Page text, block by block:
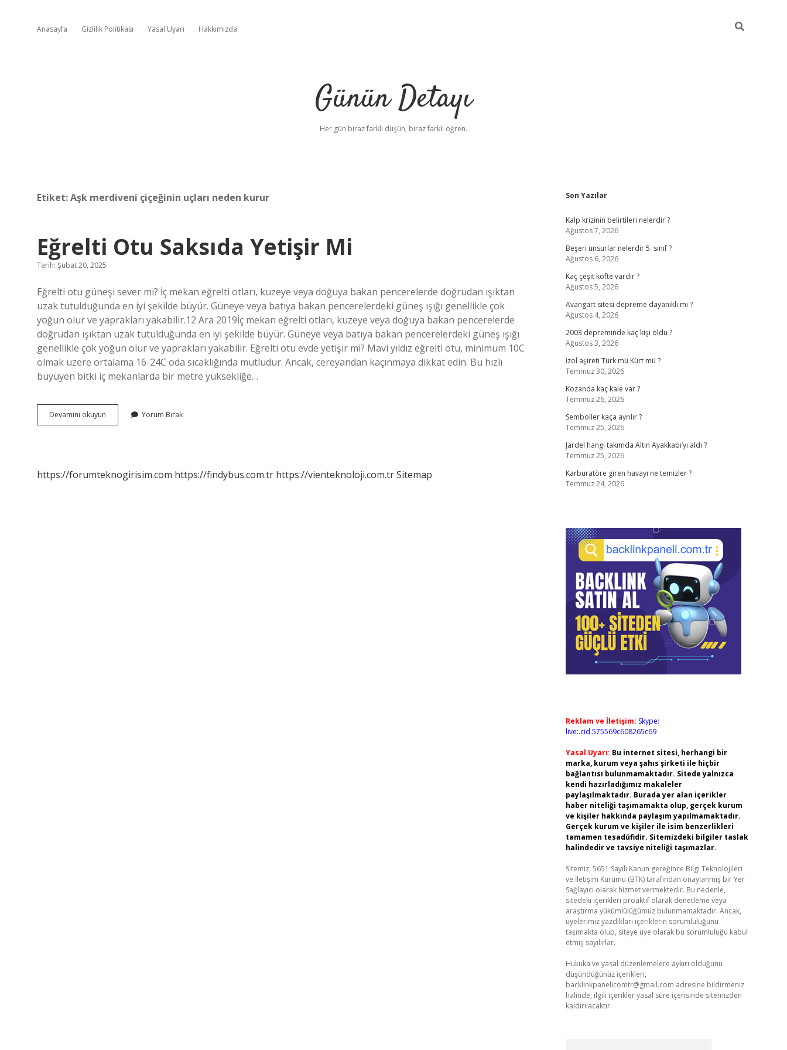
Anasayfa Gizlilik Politikası Yasal Uyarı Hakkımızda
Günün Detayı
Her gün biraz farklı düşün, biraz farklı öğren.
Etiket:Aşk merdiveni çiçeğinin uçları neden kurur
Eğrelti Otu Saksıda Yetişir Mi
Tarih: Şubat 20, 2025
Eğrelti otu güneşi sever mi? İç mekan eğrelti otları, kuzeye veya doğuya bakan pencerelerde doğrudan ışıktan
uzak tutulduğunda en iyi şekilde büyür. Güneye veya batıya bakan pencerelerdeki güneş ışığı genellikle çok
yoğun olur ve yaprakları yakabilir.12 Ara 2019İç mekan eğrelti otları, kuzeye veya doğuya bakan pencerelerde
doğrudan ışıktan uzak tutulduğunda en iyi şekilde büyür. Güneye veya batıya bakan pencerelerdeki güneş ışığı
genellikle çok yoğun olur ve yaprakları yakabilir. Eğrelti otu evde yetişir mi? Mavi yıldız eğrelti otu, minimum 10C
olmak üzere ortalama 16-24C oda sıcaklığında mutludur. Ancak, cereyandan kaçınmaya dikkat edin. Bu hızlı
büyüyen bitki iç mekanlarda bir metre yüksekliğe…
Devamını okuyun
Otu
Yorum Bırak
https://forumteknogirisim.com https://findybus.com.tr https://vienteknoloji.com.trSitemap
Sidebar
Son Yazılar
Kalp krizinin belirtileri nelerdir ?
Ağustos 7, 2026
Beşeri unsurlar nelerdir 5. sınıf ?
Ağustos 6, 2026
Kaç çeşit köfte vardır ?
Ağustos 5, 2026
Avangart sitesi depreme dayanıklı mı ?
Ağustos 4, 2026
2003 depreminde kaç kişi öldü ?
Ağustos 3, 2026
İzol aşireti Türk mü Kürt mü ?
Temmuz 30, 2026
Kozanda kaç kale var ?
Temmuz 26, 2026
Semboller kaça ayrılır ?
Temmuz 25, 2026
Jardel hangi takımda Altın Ayakkabı’yı aldı ?
Temmuz 25, 2026
Karbüratöre giren havayı ne temizler ?
Temmuz 24, 2026
Reklam ve İletişim: Skype:
live:.cid.575569c608265c69
Yasal Uyarı: Bu internet sitesi, herhangi bir
marka, kurum veya şahıs şirketi ile hiçbir
bağlantısı bulunmamaktadır. Sitede yalnızca
kendi hazırladığımız makaleler
paylaşılmaktadır. Burada yer alan içerikler
haber niteliği taşımamakta olup, gerçek kurum
ve kişiler hakkında paylaşım yapılmamaktadır.
Gerçek kurum ve kişiler ile isim benzerlikleri
tamamen tesadüfidir. Sitemizdeki bilgiler taslak
halindedir ve tavsiye niteliği taşımazlar.
Sitemiz, 5651 Sayılı Kanun gereğince Bilgi Teknolojileri
ve İletişim Kurumu (BTK) tarafından onaylanmış bir Yer
Sağlayıcı olarak hizmet vermektedir. Bu nedenle,
sitedeki içerikleri proaktif olarak denetleme veya
araştırma yükümlülüğümüz bulunmamaktadır. Ancak,
üyelerimiz yazdıkları içeriklerin sorumluluğunu
taşımakta olup, siteye üye olarak bu sorumluluğu kabul
etmiş sayılırlar.
Hukuka ve yasal düzenlemelere aykırı olduğunu
düşündüğünüz içerikleri,
backlinkpanelicomtr@gmail.com adresine bildirmeniz
halinde, ilgili içerikler yasal süre içerisinde sitemizden
kaldırılacaktır.